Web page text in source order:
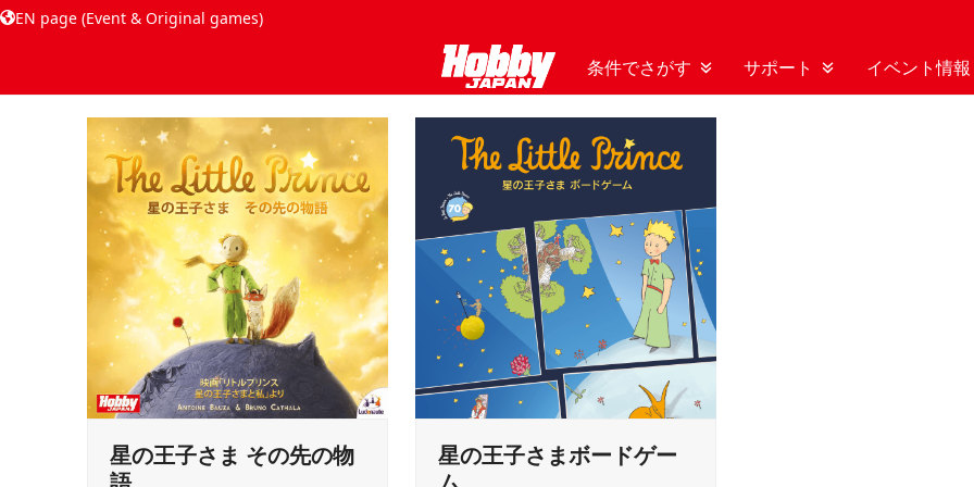
EN page (Event & Original games)
条件でさがす サポート イベント情報
星の王子さま その先の物
星の王子さまボードゲー